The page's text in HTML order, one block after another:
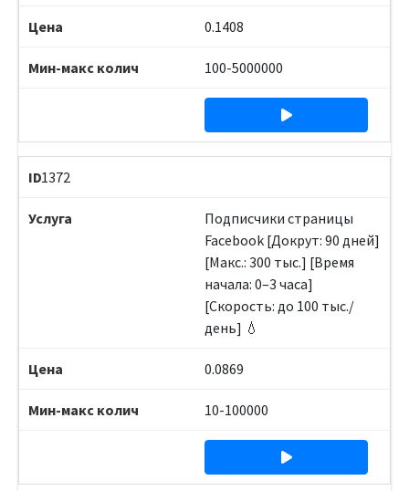
0.1408
100-5000000
1372
Подписчики страницы
Facebook [Докрут: 90 дней]
[Макс.: 300 тыс.] [Время
начала: 0–3 часа]
[Скорость: до 100 тыс./
день] 💧
0.0869
10-100000